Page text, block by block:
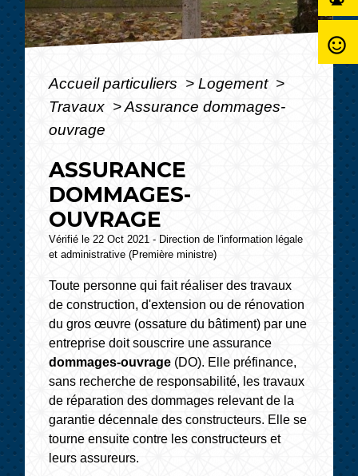
Accueil particuliers > Logement >
Travaux >Assurance dommages-
ouvrage
ASSURANCE
DOMMAGES-
OUVRAGE
Vérifié le 22 Oct 2021 - Direction de l'information légale
et administrative (Première ministre)
Toute personne qui fait réaliser des travaux
de construction, d'extension ou de rénovation
du gros œuvre (ossature du bâtiment) par une
entreprise doit souscrire une assurance
dommages-ouvrage (DO). Elle préfinance,
sans recherche de responsabilité, les travaux
de réparation des dommages relevant de la
garantie décennale des constructeurs. Elle se
tourne ensuite contre les constructeurs et
leurs assureurs.
sentiment_satisfied_alt